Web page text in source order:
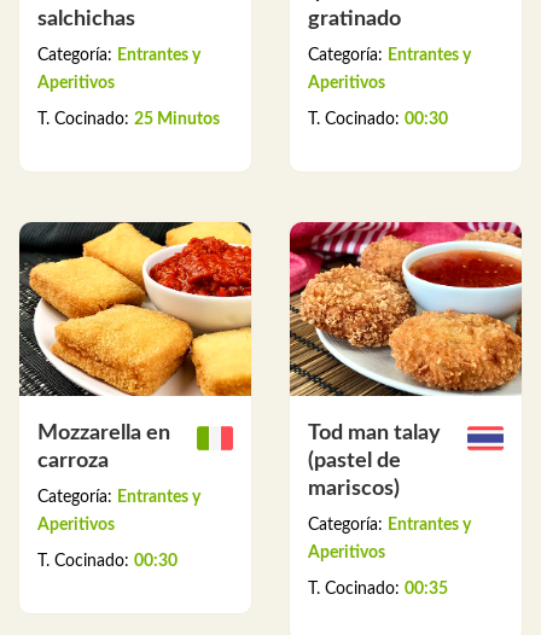
salchichas
Categoría: Entrantes y
Aperitivos
T. Cocinado: 25 Minutos
gratinado
Categoría: Entrantes y
Aperitivos
T. Cocinado: 00:30
Mozzarella en
carroza
Categoría: Entrantes y
Aperitivos
T. Cocinado: 00:30
Tod man talay
(pastel de
mariscos)
Categoría: Entrantes y
Aperitivos
T. Cocinado: 00:35